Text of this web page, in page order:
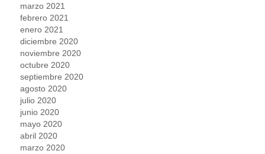
marzo 2021
febrero 2021
enero 2021
diciembre 2020
noviembre 2020
octubre 2020
septiembre 2020
agosto 2020
julio 2020
junio 2020
mayo 2020
abril 2020
marzo 2020